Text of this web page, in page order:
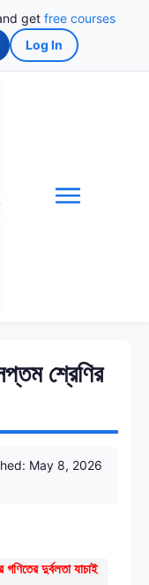
getfree courses
Log In
শ্রেণির
May 8, 2026
দুর্বলতা যাচাই